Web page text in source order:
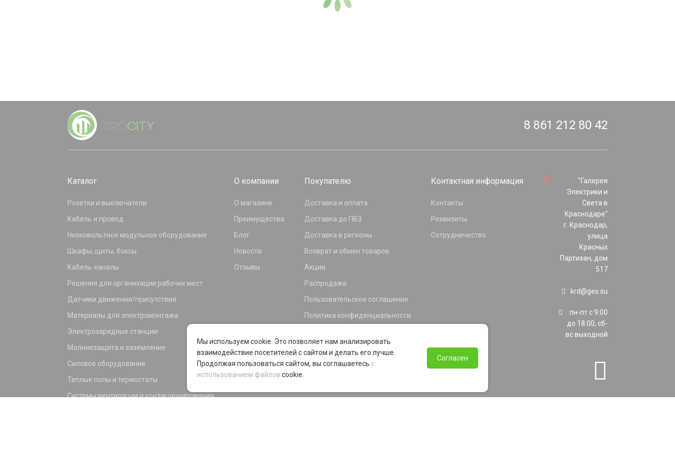
8 861 212 80 42
Каталог
Розетки и выключатели
Кабель и провод
Низковольтное модульное оборудование
Шкафы, щиты, боксы
Кабель-каналы
Решения для организации рабочих мест
Датчики движения/присутствия
Материалы для электромонтажа
Электрозарядные станции
Молниезащита и заземление
Силовое оборудование
Теплые полы и термостаты
Системы вентиляции и кондиционирования
О компании
О магазине
Преимущества
Блог
Новости
Отзывы
Покупателю
Доставка и оплата
Доставка до ПВЗ
Доставка в регионы
Возврат и обмен товаров
Акции
Распродажа
Пользовательское соглашение
Политика конфиденциальности
Программа лояльности
Контактная информация
Контакты
Реквизиты
Сотрудничество
"Галерея
Электрики и
Света в
Краснодаре"
г. Краснодар,
улица
Красных
Партизан, дом
517
krd@ges.su
пн-пт с 9:00
до 18:00, сб-
вс выходной
Мы используем cookie. Это позволяет нам анализировать
взаимодействие посетителей с сайтом и делать его лучше.
Продолжая пользоваться сайтом, вы соглашаетесь с
использованием файлов cookie.
Согласен